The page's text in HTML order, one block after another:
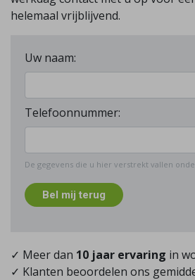
helemaal vrijblijvend.
Uw naam:
Telefoonnummer:
De gegevens die u hier verstrekt vallen
Bel mij terug
✓ Meer dan 10 jaar ervaring in
✓ Klanten beoordelen ons